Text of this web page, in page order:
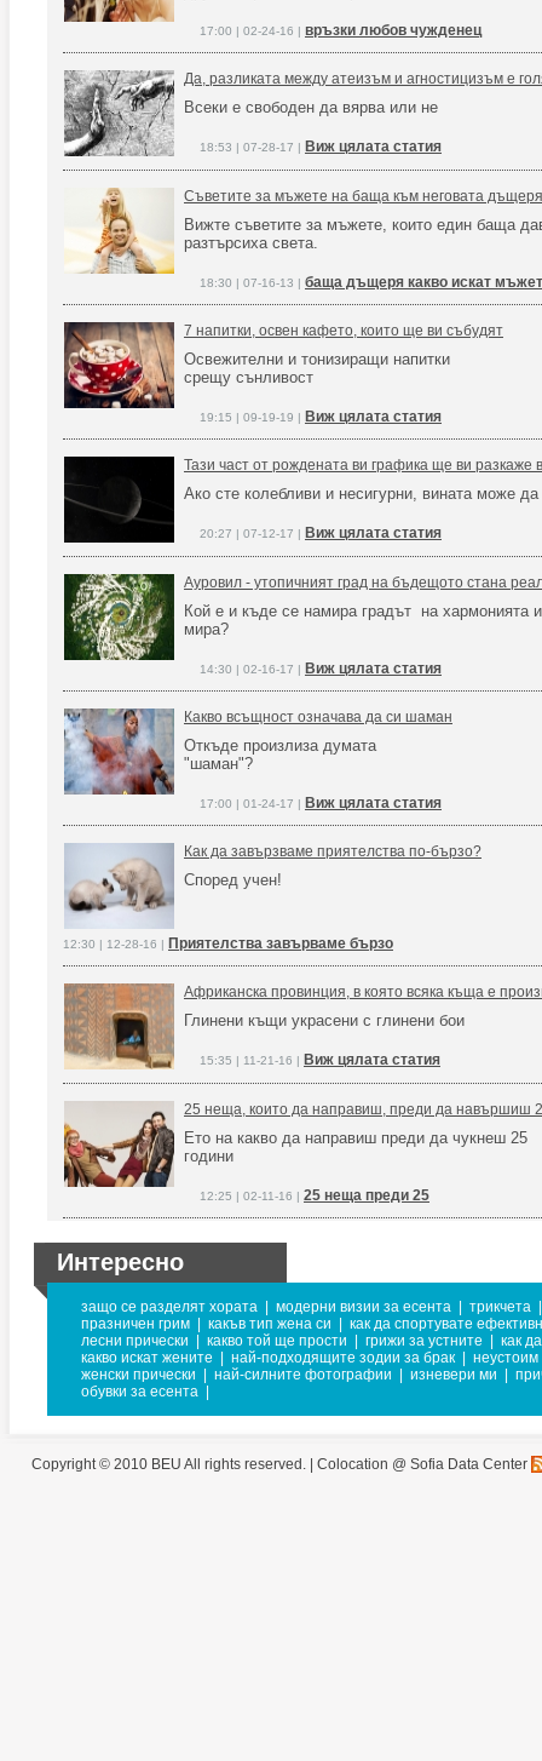
17:00 | 02-24-16 | връзки любов чужденец
Да, разликата между атеизъм и агностицизъм е
Всеки е свободен да вярва или не
18:53 | 07-28-17 | Виж цялата статия
Съветите за мъжете на баща към неговата
Вижте съветите за мъжете, които един баща
разтърсиха света.
18:30 | 07-16-13 | баща дъщеря какво искат
7 напитки, освен кафето, които ще ви събудят
Освежителни и тонизиращи напитки
срещу сънливост
19:15 | 09-19-19 | Виж цялата статия
Тази част от рождената ви графика ще ви разкаже
Ако сте колебливи и несигурни, вината може
20:27 | 07-12-17 | Виж цялата статия
Ауровил - утопичният град на бъдещото стана
Кой е и къде се намира градът на хармонията и
мира?
14:30 | 02-16-17 | Виж цялата статия
Какво всъщност означава да си шаман
Откъде произлиза думата
"шаман"?
17:00 | 01-24-17 | Виж цялата статия
Как да завързваме приятелства по-бързо?
Според учен!
12:30 | 12-28-16 | Приятелства завърваме бързо
Африканска провинция, в която всяка къща е
Глинени къщи украсени с глинени бои
15:35 | 11-21-16 | Виж цялата статия
25 неща, които да направиш, преди да навършиш
Ето на какво да направиш преди да чукнеш 25
години
12:25 | 02-11-16 | 25 неща преди 25
Интересно
защо се разделят хората модерни визии за есента трикчета
празничен грим
какъв тип жена си
как да спортувате
лесни прически
какво той ще прости грижи за устните
как
какво искат жените
най-подходящите зодии за брак
неустоим
женски прически
най-силните фотографии изневери ми
обувки за есента
Copyright © 2010 BEU All rights reserved. | Colocation @ Sofia Data Center